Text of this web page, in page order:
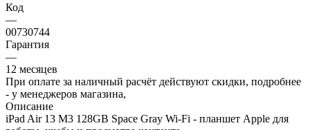
Код
—
00730744
Гарантия
—
12 месяцев
При оплате за наличный расчёт действуют скидки, подробнее
- у менеджеров магазина,
Описание
iPad Air 13 M3 128GB Space Gray Wi-Fi - планшет Apple для